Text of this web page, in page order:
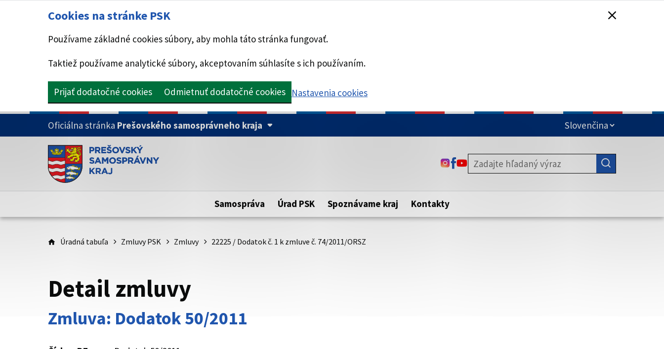
Cookies na stránke PSK
Používame základné cookies súbory, aby mohla táto stránka fungovať.
Taktiež používame analytické súbory, akceptovaním súhlasíte s ich používaním.
Prijať dodatočné cookies Odmietnuť dodatočné cookies Nastavenia cookies
PRESKOČIŤ NA HLAVNÝ OBSAH
Oficiálna stránka Prešovského samosprávneho kraja
Doména psk.sk je oficiálna
Toto je oficiálna webová stránka Prešovského samosprávneho kraja.
Táto stránka je zabezpečená
zabezpečenú webovú stránku. Zabezpečená stránka vždy začína
https:// pred názvom domény webového sídla.
ODKAZ SA OTVORÍ NA NOVEJ KARTE
ODKAZ SA OTVORÍ NA NOVEJ KARTE
ODKAZ SA OTVORÍ NA NOVEJ KARTE
Samospráva Úrad PSK Spoznávame kraj Kontakty
Úradná tabuľa Zmluvy PSK Zmluvy 22225 / Dodatok č. 1 k zmluve č. 74/2011/ORSZ
Detail zmluvy
Zmluva: Dodatok 50/2011